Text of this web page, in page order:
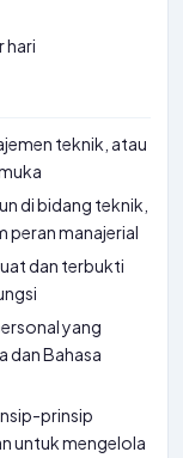
hari
teknik, atau
di bidang teknik,
peran manajerial
dan terbukti
yang
dan Bahasa
prinsip
untuk mengelola